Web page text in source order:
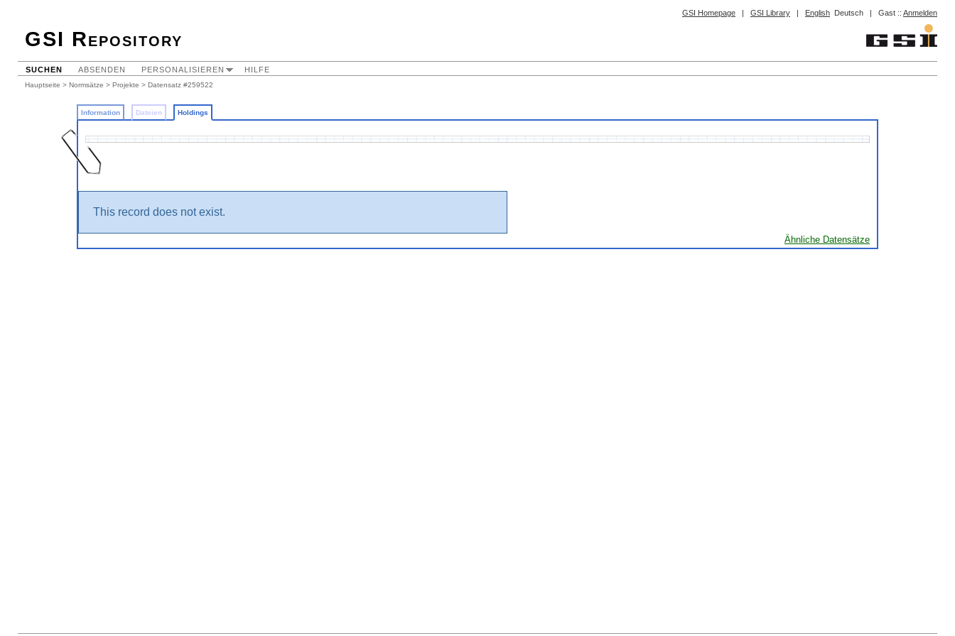
GSI Homepage | GSI Library | English Deutsch | Gast :: Anmelden
GSI Repository
SUCHEN ABSENDEN PERSONALISIEREN HILFE
Hauptseite > Normsätze > Projekte > Datensatz #259522
Information Dateien Holdings
This record does not exist.
Ähnliche Datensätze